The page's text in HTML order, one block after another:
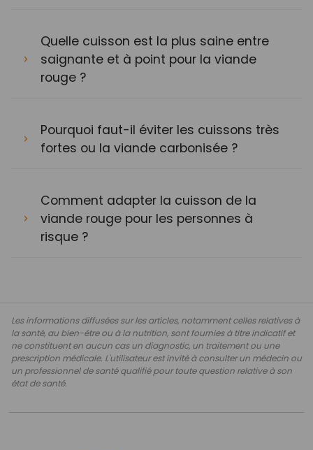
Quelle cuisson est la plus saine entre
saignante et à point pour la viande
rouge ?
Pourquoi faut-il éviter les cuissons très
fortes ou la viande carbonisée ?
Comment adapter la cuisson de la
viande rouge pour les personnes à
risque ?
Les informations diffusées sur les articles, notamment celles relatives à
la santé, au bien-être ou à la nutrition, sont fournies à titre indicatif et
ne constituent en aucun cas un diagnostic, un traitement ou une
prescription médicale. L'utilisateur est invité à consulter un médecin ou
un professionnel de santé qualifié pour toute question relative à son
état de santé.